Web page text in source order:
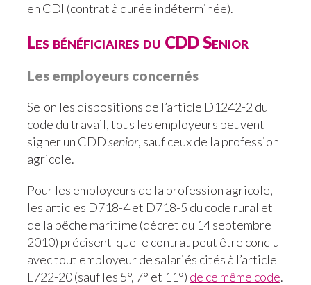
en CDI (contrat à durée indéterminée).
Les bénéficiaires du CDD Senior
Les employeurs concernés
Selon les dispositions de l’article D1242-2 du
code du travail, tous les employeurs peuvent
signer un CDDsenior, sauf ceux de la profession
agricole.
Pour les employeurs de la profession agricole,
les articles D718-4 et D718-5 du code rural et
de la pêche maritime (décret du 14 septembre
2010) précisent que le contrat peut être conclu
avec tout employeur de salariés cités à l’article
L722-20 (sauf les 5°, 7° et 11°) de ce même code.